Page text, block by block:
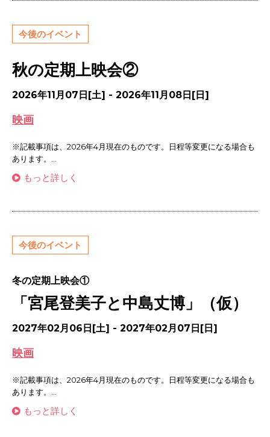
今後のイベント
秋の定期上映会②
2026年11月07日[土] - 2026年11月08日[日]
映画
※記載事項は、2026年4月現在のものです。日程等変更になる場合も
あります。...
もっと詳しく
今後のイベント
冬の定期上映会①
「宮尾登美子と中島丈博」（仮）
2027年02月06日[土] - 2027年02月07日[日]
映画
※記載事項は、2026年4月現在のものです。日程等変更になる場合も
あります。...
もっと詳しく